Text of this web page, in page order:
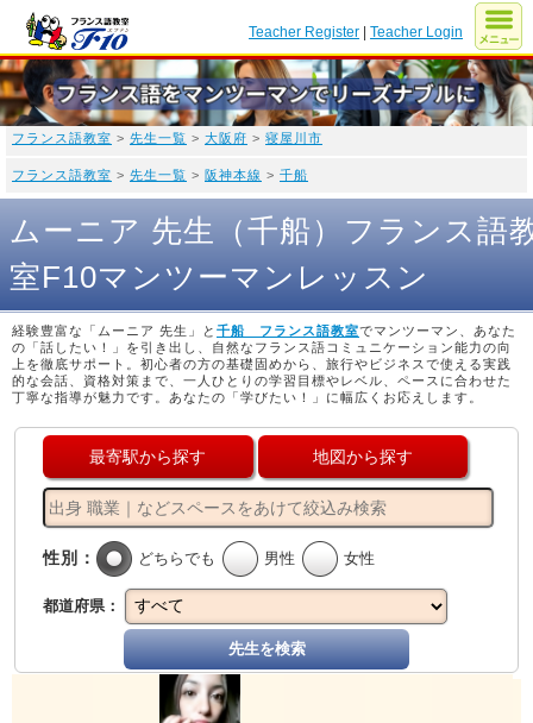
Teacher Register |Teacher Login
フランス語教室 > 先生一覧 > 大阪府 > 寝屋川市
フランス語教室 > 先生一覧 > 阪神本線 > 千船
ムーニア 先生（千船）フランス語
室F10マンツーマンレッスン
経験豊富な「ムーニア 先生」と 千船 フランス語教室でマンツーマン、あなた
の「話したい！」を引き出し、自然なフランス語コミュニケーション能力の向
上を徹底サポート。初心者の方の基礎固めから、旅行やビジネスで使える実践
的な会話、資格対策まで、一人ひとりの学習目標やレベル、ペースに合わせた
丁寧な指導が魅力です。あなたの「学びたい！」に幅広くお応えします。
最寄駅から探す 地図から探す
性別： どちらでも 男性 女性
都道府県：
先生を検索